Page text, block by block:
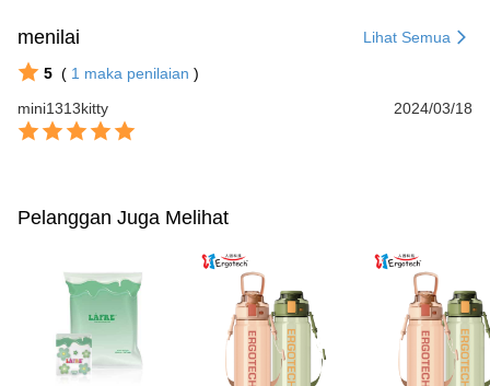
menilai Lihat Semua
5 ( 1 maka penilaian )
mini1313kitty
2024/03/18
Pelanggan Juga Melihat